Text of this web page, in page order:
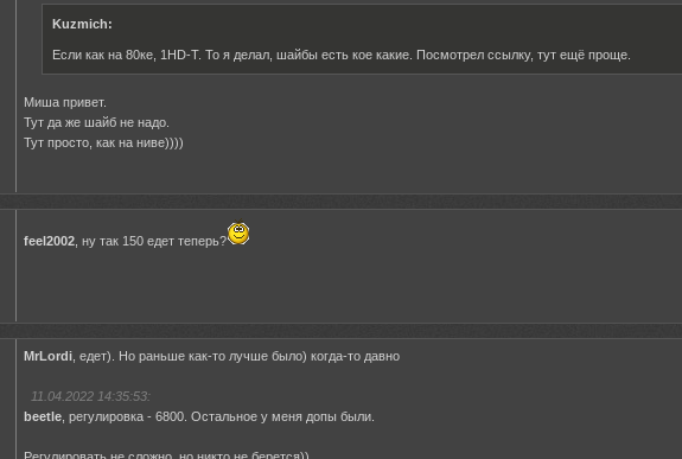
Kuzmich:
Если как на 80ке, 1HD-T. То я делал, шайбы есть кое какие. Посмотрел ссылку, тут ещё проще.
Миша привет.
Тут да же шайб не надо.
Тут просто, как на ниве))))
feel2002 , ну так 150 едет теперь?
MrLordi , едет). Но раньше как-то лучше было) когда-то давно
11.04.2022 14:35:53:
beetle , регулировка - 6800. Остальное у меня допы были.